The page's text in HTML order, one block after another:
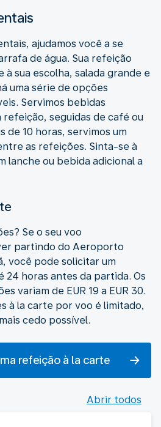
ajudamos você a se
de água. Sua refeição
sua escolha, salada grande e
uma série de opções
Servimos bebidas
refeição, seguidas de café ou
de 10 horas, servimos um
as refeições. Sinta-se à
lanche ou bebida adicional a
Se o seu voo
partindo do Aeroporto
você pode solicitar um
24 horas antes da partida. Os
variam de EUR 19 a EUR 30.
à la carte por voo é limitado,
cedo possível.
refeição à la carte
Abrir todos